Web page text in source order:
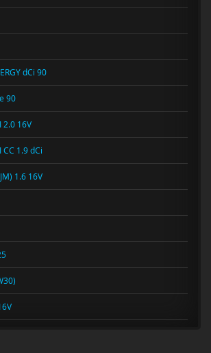
dCi 90
90
2.0 16V
1.9 dCi
1.6 16V